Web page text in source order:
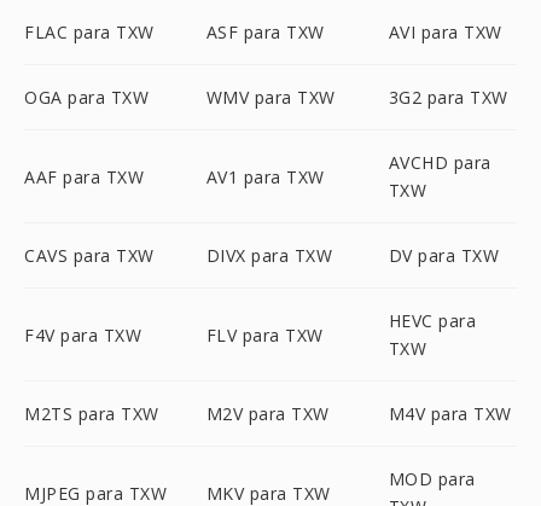
FLAC para TXW ASF para TXW AVI para TXW
OGA para TXW WMV para TXW 3G2 para TXW
AAF para TXW AV1 para TXW
AVCHD para
TXW
CAVS para TXW DIVX para TXW DV para TXW
F4V para TXW FLV para TXW
HEVC para
TXW
M2TS para TXW M2V para TXW M4V para TXW
MJPEG para TXW MKV para TXW
MOD para